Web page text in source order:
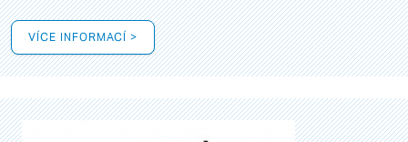
VÍCE INFORMACÍ >